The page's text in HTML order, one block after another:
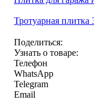
Тротуарная плитка
Поделиться:
Узнать о товаре:
Телефон
WhatsApp
Telegram
Email